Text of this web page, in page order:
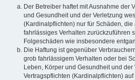
Der Betreiber haftet mit Ausnahme der
und Gesundheit und der Verletzung
(Kardinalpflichten) nur für Schäden,
fahrlässiges Verhalten zurückzuführen
Folgeschäden wie insbesondere
Die Haftung ist gegenüber
grob fahrlässigem Verhalten oder bei
Leben, Körper und Gesundheit und
Vertragspflichten (Kardinalpflichten)